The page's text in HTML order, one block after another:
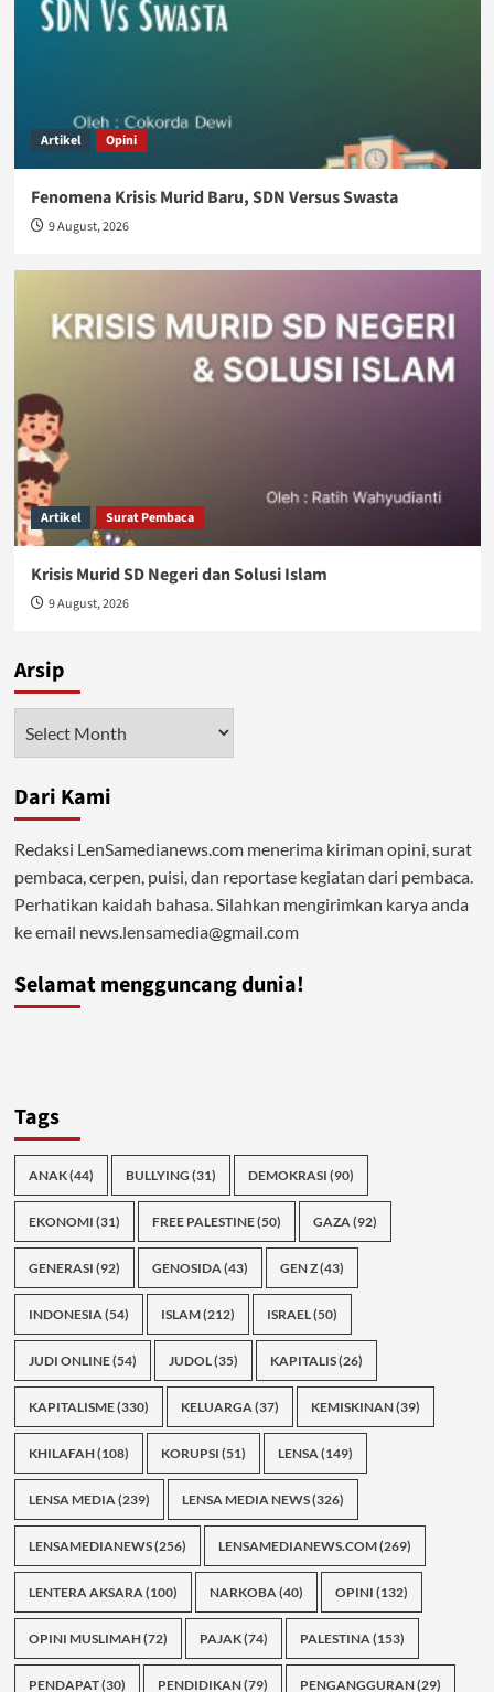
Artikel Opini
Fenomena Krisis Murid Baru, SDN Versus Swasta
9 August, 2026
Artikel Surat Pembaca
Krisis Murid SD Negeri dan Solusi Islam
9 August, 2026
Arsip
Dari Kami
Redaksi LenSamedianews.com menerima kiriman opini, surat
pembaca, cerpen, puisi, dan reportase kegiatan dari pembaca.
Perhatikan kaidah bahasa. Silahkan mengirimkan karya anda
ke email news.lensamedia@gmail.com
Selamat mengguncang dunia!
Tags
ANAK(44) BULLYING (31) DEMOKRASI (90)
EKONOMI (31) FREE PALESTINE(50) GAZA(92)
GENERASI (92) GENOSIDA(43) GEN Z(43)
INDONESIA(54) ISLAM(212) ISRAEL(50)
JUDI ONLINE(54) JUDOL(35) KAPITALIS(26)
KAPITALISME(330) KELUARGA(37) KEMISKINAN(39)
KHILAFAH(108) KORUPSI (51) LENSA(149)
LENSA MEDIA(239) LENSA MEDIA NEWS(326)
LENSAMEDIANEWS(256) LENSAMEDIANEWS.COM(269)
LENTERA AKSARA(100) NARKOBA(40) OPINI (132)
OPINI MUSLIMAH(72) PAJAK(74) PALESTINA(153)
PENDAPAT(30) PENDIDIKAN(79) PENGANGGURAN(29)